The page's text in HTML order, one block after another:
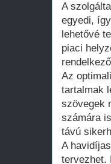
A
egyedi,
lehetővé
piaci
Az
tartalmak
szövegek
számára
távú
A
tervezhet.